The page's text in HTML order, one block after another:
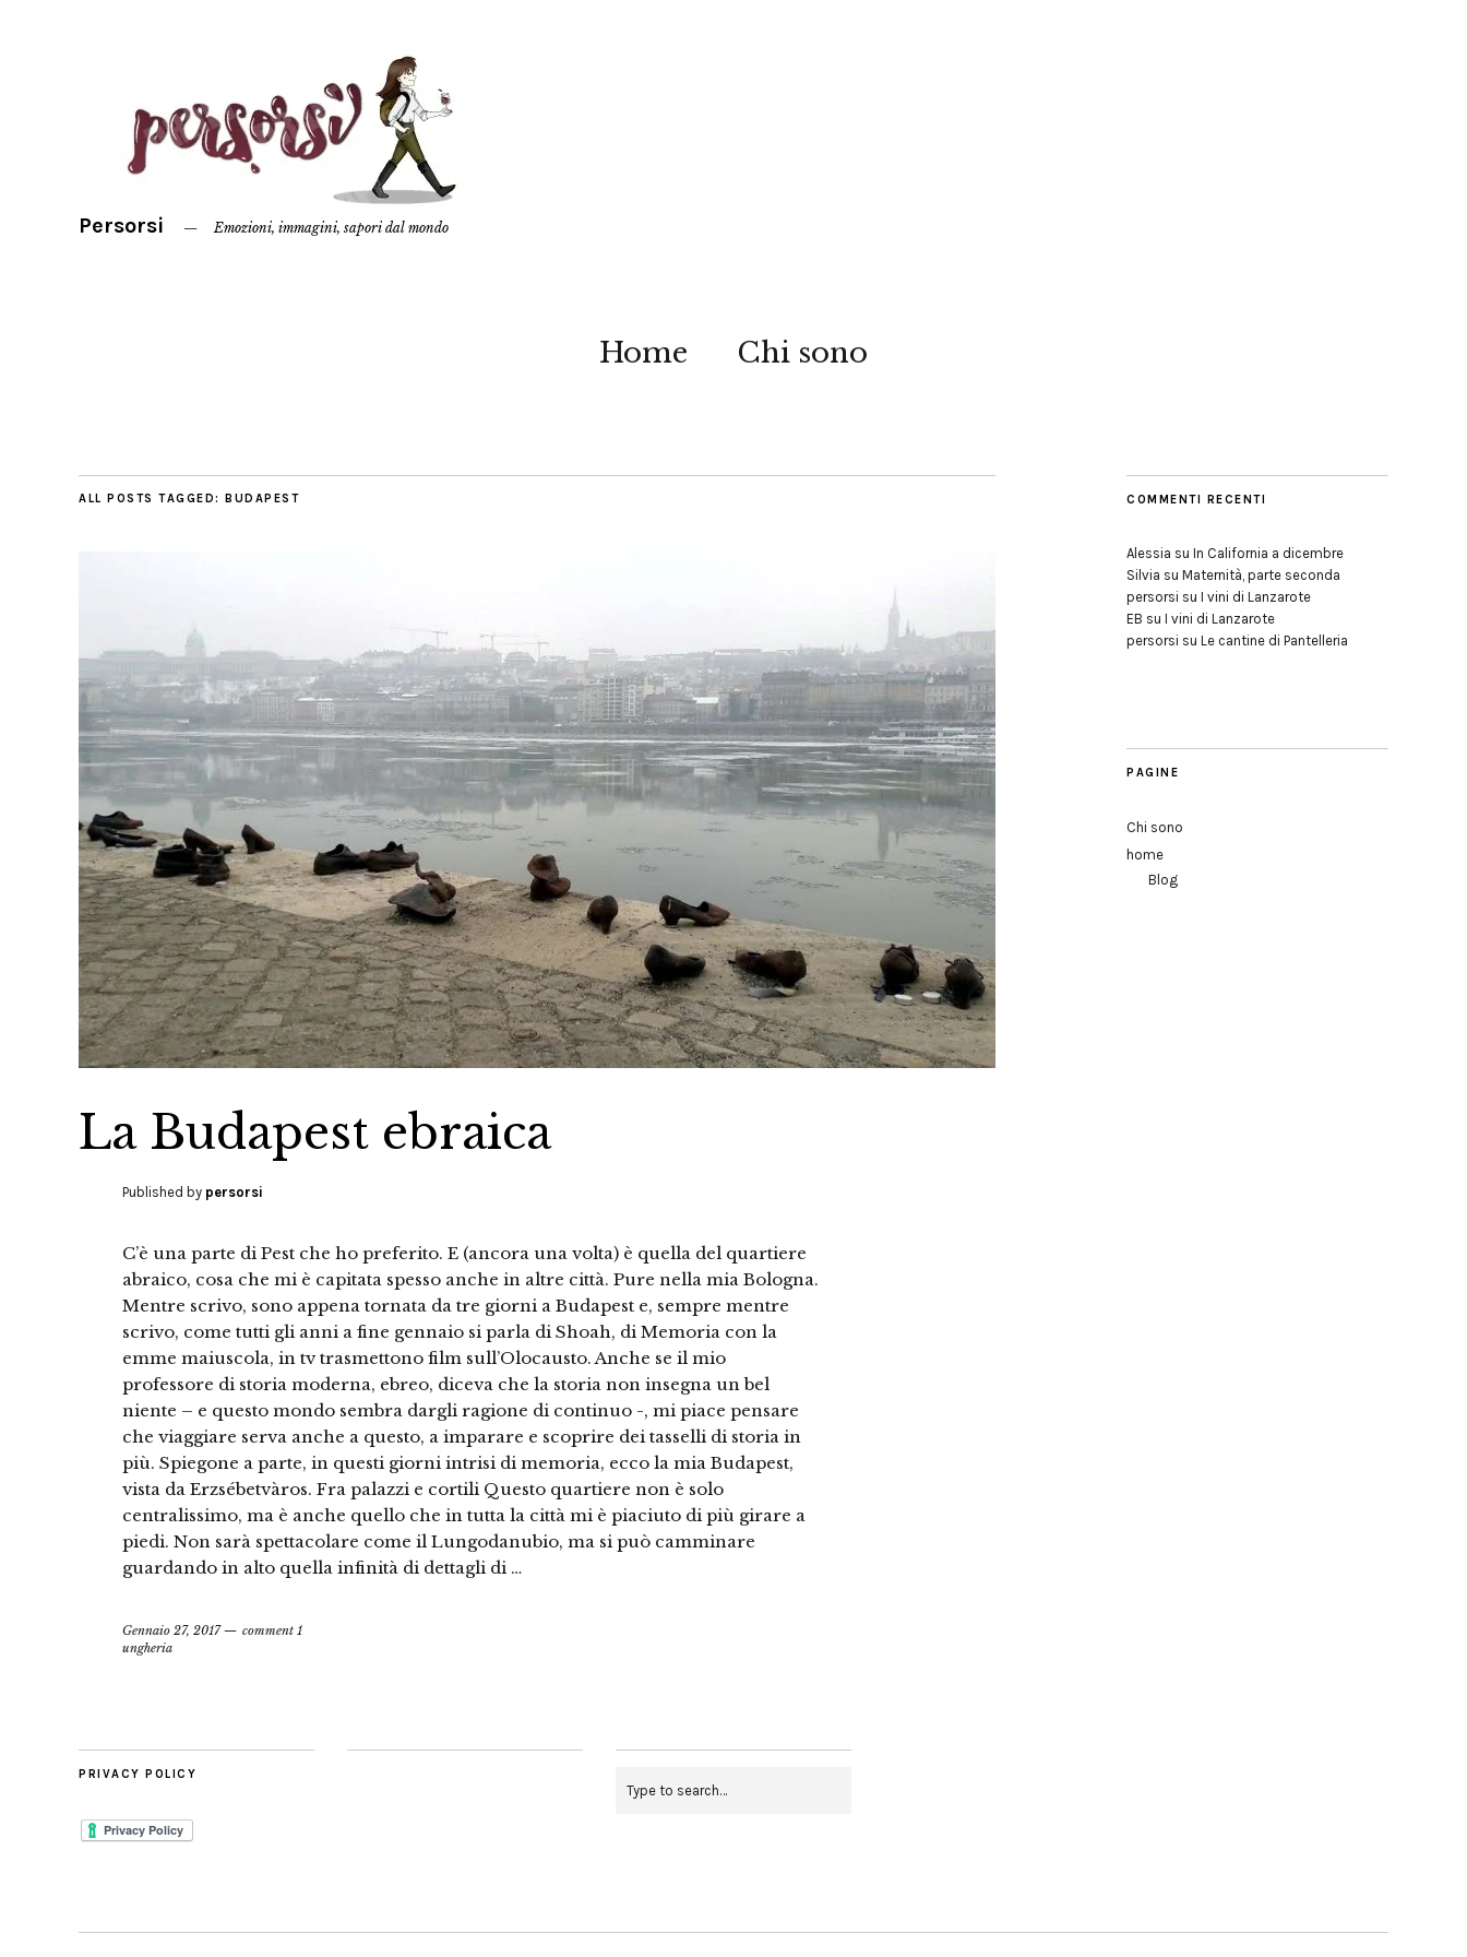
Persorsi Emozioni, immagini, sapori dal mondo
Home Chi sono
ALL POSTS TAGGED: BUDAPEST
La Budapest ebraica
Published by persorsi
C’è una parte di Pest che ho preferito. E (ancora una volta) è quella del quartiere
abraico, cosa che mi è capitata spesso anche in altre città. Pure nella mia Bologna.
Mentre scrivo, sono appena tornata da tre giorni a Budapest e, sempre mentre
scrivo, come tutti gli anni a fine gennaio si parla di Shoah, di Memoria con la
emme maiuscola, in tv trasmettono film sull’Olocausto. Anche se il mio
professore di storia moderna, ebreo, diceva che la storia non insegna un bel
niente – e questo mondo sembra dargli ragione di continuo -, mi piace pensare
che viaggiare serva anche a questo, a imparare e scoprire dei tasselli di storia in
più. Spiegone a parte, in questi giorni intrisi di memoria, ecco la mia Budapest,
vista da Erzsébetvàros. Fra palazzi e cortili Questo quartiere non è solo
centralissimo, ma è anche quello che in tutta la città mi è piaciuto di più girare a
piedi. Non sarà spettacolare come il Lungodanubio, ma si può camminare
guardando in alto quella infinità di dettagli di …
Gennaio 27, 2017
comment 1
ungheria
COMMENTI RECENTI
Alessia su In California a dicembre
Silvia su Maternità, parte seconda
persorsi su I vini di Lanzarote
EB su I vini di Lanzarote
persorsi su Le cantine di Pantelleria
PAGINE
Chi sono
home
Blog
PRIVACY POLICY